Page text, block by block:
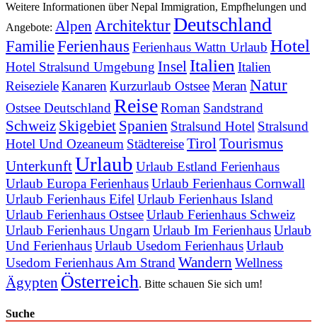
Weitere Informationen über Nepal Immigration, Empfhelungen und
Angebote: Alpen ArchitekturDeutschland
FamilieFerienhaus Ferienhaus Wattn Urlaub Hotel
Hotel Stralsund Umgebung Insel Italien Italien
ReisezieleKanaren Kurzurlaub OstseeMeran Natur
Ostsee Deutschland ReiseRoman Sandstrand
Schweiz Skigebiet Spanien Stralsund Hotel Stralsund
Hotel Und Ozeaneum StädtereiseTirolTourismus
UnterkunftUrlaub Urlaub Estland Ferienhaus
Urlaub Europa FerienhausUrlaub Ferienhaus Cornwall
Urlaub Ferienhaus Eifel Urlaub Ferienhaus Island
Urlaub Ferienhaus OstseeUrlaub Ferienhaus Schweiz
Urlaub Ferienhaus Ungarn Urlaub Im FerienhausUrlaub
Und FerienhausUrlaub Usedom FerienhausUrlaub
Usedom Ferienhaus Am Strand Wandern Wellness
Ägypten Österreich. Bitte schauen Sie sich um!
Suche